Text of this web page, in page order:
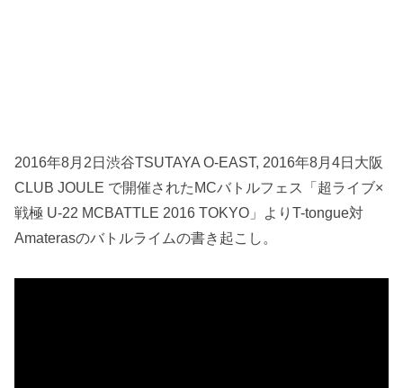
2016年8月2日渋谷TSUTAYA O-EAST, 2016年8月4日大阪
CLUB JOULE で開催されたMCバトルフェス「超ライブ×
戦極 U-22 MCBATTLE 2016 TOKYO」よりT-tongue対
Amaterasのバトルライムの書き起こし。